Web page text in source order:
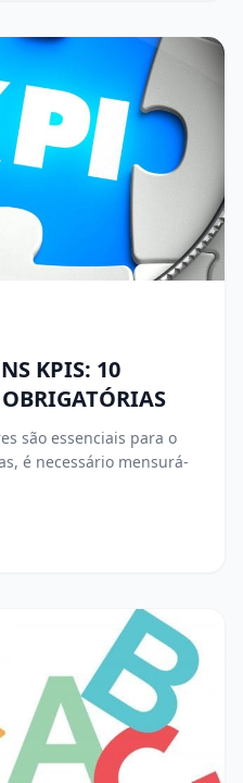
KPIS: 10
são essenciais para o
é necessário mensurá-